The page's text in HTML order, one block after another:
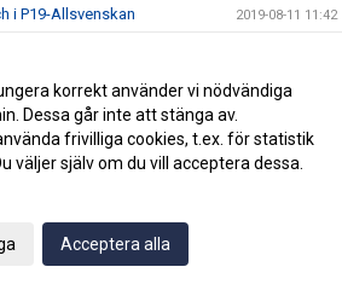
i P19-Allsvenskan 2019-08-11 11:42
presenterar sig 2019-08-07 08:52
2019-08-03 14:21
2019-08-01 13:00
korrekt använder vi nödvändiga
Dessa går inte att stänga av.
frivilliga cookies, t.ex. för statistik
väljer själv om du vill acceptera dessa.
Acceptera alla